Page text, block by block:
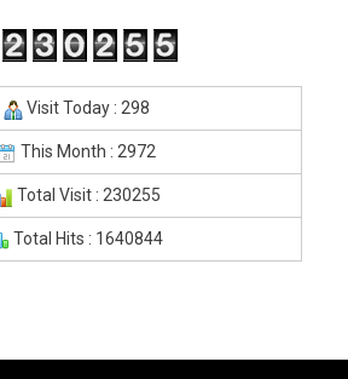
Visit Today : 298
This Month : 2972
Total Visit : 230255
Total Hits : 1640844